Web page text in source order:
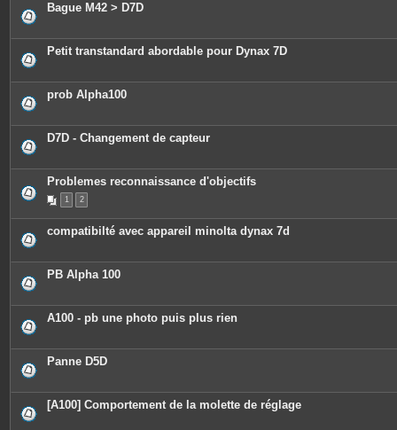
Bague M42 > D7D
Petit transtandard abordable pour Dynax 7D
prob Alpha100
D7D - Changement de capteur
Problemes reconnaissance d'objectifs
1 2
compatibilté avec appareil minolta dynax 7d
PB Alpha 100
A100 - pb une photo puis plus rien
Panne D5D
[A100] Comportement de la molette de réglage